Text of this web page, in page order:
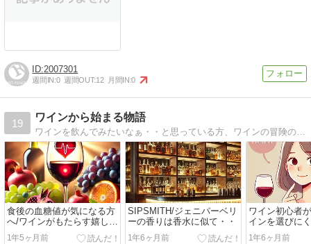
2007301
週間IN:0 週間OUT:12 月間IN:0
19
ワインから始まる物語
ワインを飲んでみたいなぁ・・と思っている方、ワインの冒険の旅を始めてみませんか？初心者でも大丈夫！ワインはとてもフレンドリーに貴方に寄り添ってくれることでしょう。是非ライフスタイルにワインを取り入れてみて下さい。
食後の血糖値が気になる方
へ/ワインがもたらす嬉しい
効果🍷
1年5ヶ月前
SIPSMITH/ジェニパーベリ
ーの香りは香水に似て・・
1年6ヶ月前
ワイン初心者
インを選びに
るのはなぜ？
1年6ヶ月前